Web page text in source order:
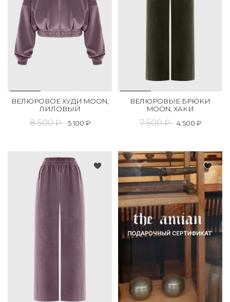
ВЕЛЮРОВОЕ ХУДИ MOON,
ЛИЛОВЫЙ
8 500 ₽ 5 100 ₽
ВЕЛЮРОВЫЕ БРЮКИ
MOON, ХАКИ
7 500 ₽ 4 500 ₽